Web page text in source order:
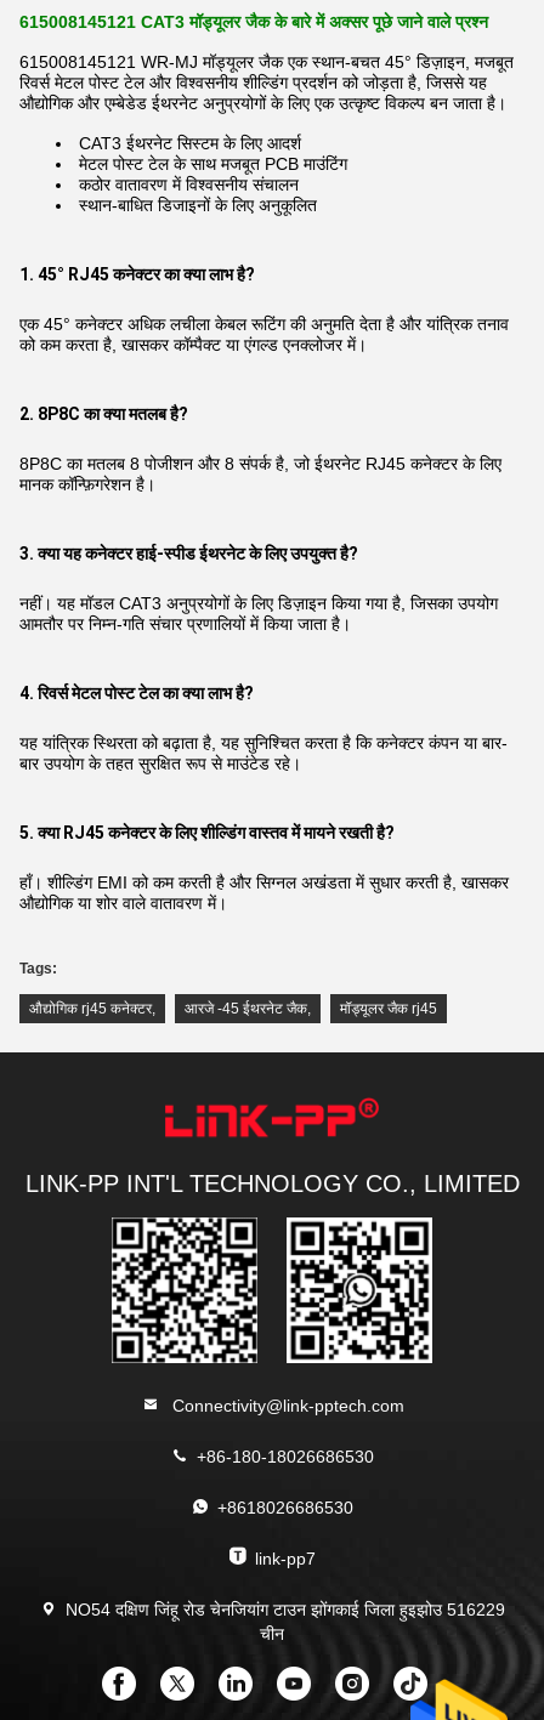
615008145121 CAT3 मॉड्यूलर जैक के बारे में अक्सर पूछे जाने वाले प्रश्न
615008145121 WR-MJ मॉड्यूलर जैक एक स्थान-बचत 45° डिज़ाइन, मजबूत
रिवर्स मेटल पोस्ट टेल और विश्वसनीय शील्डिंग प्रदर्शन को जोड़ता है, जिससे यह
औद्योगिक और एम्बेडेड ईथरनेट अनुप्रयोगों के लिए एक उत्कृष्ट विकल्प बन जाता है।
CAT3 ईथरनेट सिस्टम के लिए आदर्श
मेटल पोस्ट टेल के साथ मजबूत PCB माउंटिंग
कठोर वातावरण में विश्वसनीय संचालन
स्थान-बाधित डिजाइनों के लिए अनुकूलित
1. 45° RJ45 कनेक्टर का क्या लाभ है?
एक 45° कनेक्टर अधिक लचीला केबल रूटिंग की अनुमति देता है और यांत्रिक तनाव
को कम करता है, खासकर कॉम्पैक्ट या एंगल्ड एनक्लोजर में।
2. 8P8C का क्या मतलब है?
8P8C का मतलब 8 पोजीशन और 8 संपर्क है, जो ईथरनेट RJ45 कनेक्टर के लिए
मानक कॉन्फ़िगरेशन है।
3. क्या यह कनेक्टर हाई-स्पीड ईथरनेट के लिए उपयुक्त है?
नहीं। यह मॉडल CAT3 अनुप्रयोगों के लिए डिज़ाइन किया गया है, जिसका उपयोग
आमतौर पर निम्न-गति संचार प्रणालियों में किया जाता है।
4. रिवर्स मेटल पोस्ट टेल का क्या लाभ है?
यह यांत्रिक स्थिरता को बढ़ाता है, यह सुनिश्चित करता है कि कनेक्टर कंपन या बार-
बार उपयोग के तहत सुरक्षित रूप से माउंटेड रहे।
5. क्या RJ45 कनेक्टर के लिए शील्डिंग वास्तव में मायने रखती है?
हाँ। शील्डिंग EMI को कम करती है और सिग्नल अखंडता में सुधार करती है, खासकर
औद्योगिक या शोर वाले वातावरण में।
Tags:
औद्योगिक rj45 कनेक्टर, आरजे -45 ईथरनेट जैक, मॉड्यूलर जैक rj45
LINK-PP INT'L TECHNOLOGY CO., LIMITED
Connectivity@link-pptech.com
+86-180-18026686530
+8618026686530
link-pp7
NO54 दक्षिण जिंहू रोड चेनजियांग टाउन झोंगकाई जिला हुइझोउ 516229
चीन